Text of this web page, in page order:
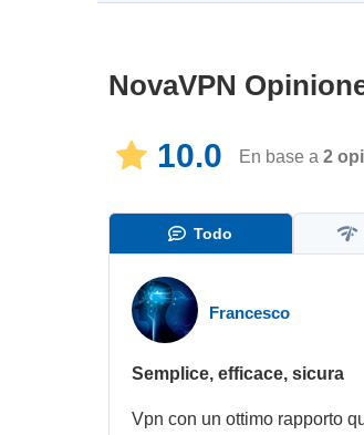
NovaVPN
10.0 En base a 2
Todo
Francesco
Semplice, efficace, sicura
Vpn con un ottimo rapporto